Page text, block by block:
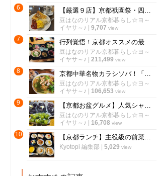
6 【厳選９店】京都祇園祭・四条烏丸界隈のオススメ朝食☆老舗喫茶～おばんざい～野菜ビュッフェ
豆はなのリアル京都暮らし☆ヨ～
イヤサ～♪
9,707 view
7 行列覚悟！京都オススメの最強コスパで有名なランチ「厳選６店舗」【保存版】
豆はなのリアル京都暮らし☆ヨ～
イヤサ～♪
211,499 view
8 京都中華名物カラシソバ！「厳選５店」病みつきになる老舗の味【徹底比較】
豆はなのリアル京都暮らし☆ヨ～
イヤサ～♪
106,653 view
9 【京都お盆グルメ】人気シャインマスカットに行列☆京都市内穴場ぶどう名産地「竹村農園」
豆はなのリアル京都暮らし☆ヨ～
イヤサ～♪
16,708 view
10 【京都ランチ】主役級の前菜＋選べるメインで2800円〜 評判の新店中国料理「春花秋実」
Kyotopi 編集部 5,029 view